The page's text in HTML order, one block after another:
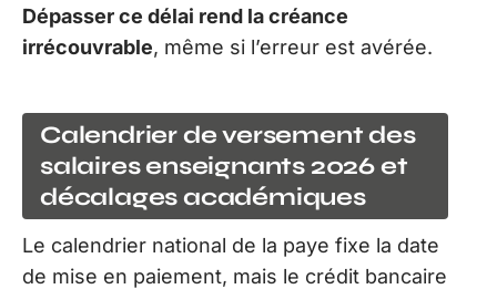
Dépasser ce délai rend la créance
irrécouvrable, même si l’erreur est avérée.
Calendrier de versement des
salaires enseignants 2026 et
décalages académiques
Le calendrier national de la paye fixe la date
de mise en paiement, mais le crédit bancaire